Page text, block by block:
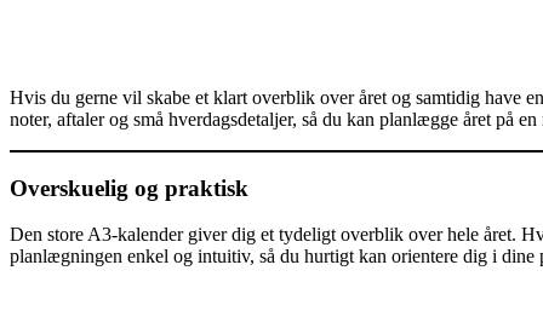
Hvis du gerne vil skabe et klart overblik over året og samtidig have
noter, aftaler og små hverdagsdetaljer, så du kan planlægge året på
Overskuelig og praktisk
Den store A3‑kalender giver dig et tydeligt overblik over hele året.
planlægningen enkel og intuitiv, så du hurtigt kan orientere dig i dine